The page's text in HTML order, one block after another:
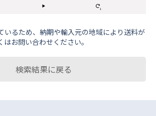
いるため、納期や輸⼊元の地域により送料が
お問い合わせください。
検索結果に戻る